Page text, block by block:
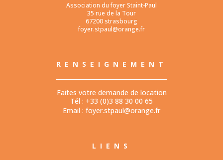
Association du foyer Staint-Paul
35 rue de la Tour
67200 strasbourg
foyer.stpaul@orange.fr
RENSEIGNEMENT
Faites votre demande de location
Tél : +33 (0)3 88 30 00 65
Email : foyer.stpaul@orange.fr
LIENS